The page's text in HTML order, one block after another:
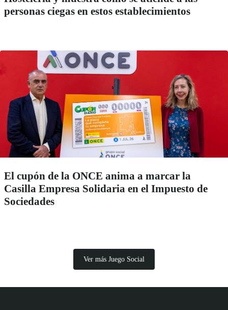
personas ciegas en estos establecimientos
El cupón de la ONCE anima a marcar la
Casilla Empresa Solidaria en el Impuesto de
Sociedades
Ver más Juego Social